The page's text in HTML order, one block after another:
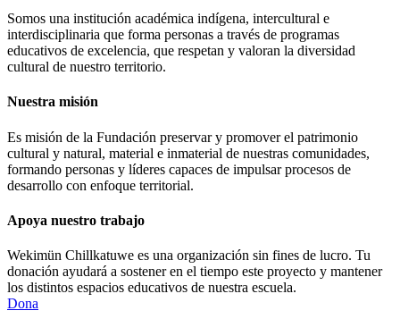
Somos una institución académica indígena, intercultural e
interdisciplinaria que forma personas a través de programas
educativos de excelencia, que respetan y valoran la diversidad
cultural de nuestro territorio.
Nuestra misión
Es misión de la Fundación preservar y promover el patrimonio
cultural y natural, material e inmaterial de nuestras comunidades,
formando personas y líderes capaces de impulsar procesos de
desarrollo con enfoque territorial.
Apoya nuestro trabajo
Wekimün Chillkatuwe es una organización sin fines de lucro. Tu
donación ayudará a sostener en el tiempo este proyecto y mantener
los distintos espacios educativos de nuestra escuela.
Dona